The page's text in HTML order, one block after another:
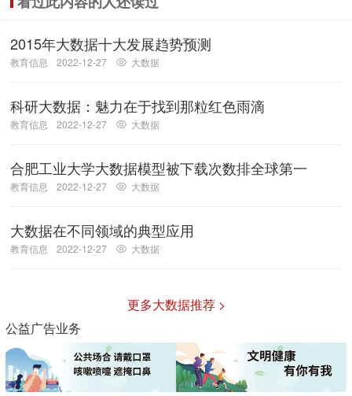
2015年大数据十大发展趋势预测
教育信息 2022-12-27 大数据
科研大数据：魅力在于找到那粒红色雨滴
教育信息 2022-12-27 大数据
合肥工业大学大数据模型被下载次数排全球第一
教育信息 2022-12-27 大数据
大数据在不同领域的典型应用
教育信息 2022-12-27 大数据
更多大数据推荐 >
公益广告业务